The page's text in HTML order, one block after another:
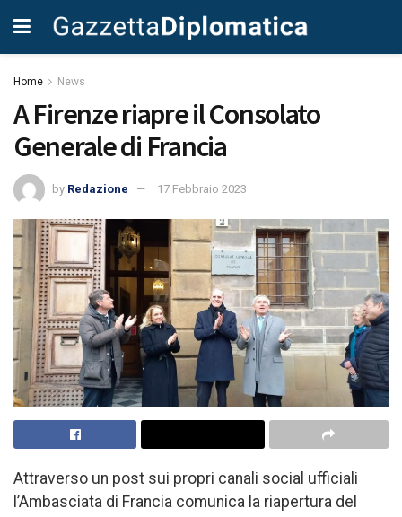
Home News
A Firenze riapre il Consolato
Generale di Francia
by Redazione 17 Febbraio 2023
Attraverso un post sui propri canali social ufficiali
l’Ambasciata di Francia comunica la riapertura del